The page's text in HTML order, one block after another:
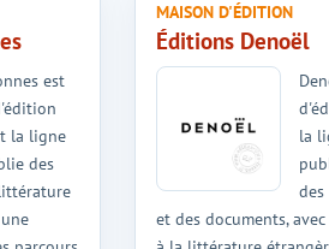
est
la ligne
des
MAISON D'ÉDITION
Éditions Denoël
la
des
et des documents,